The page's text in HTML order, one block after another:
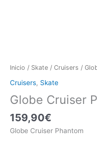
Inicio / Skate / Cruisers /
Cruisers, Skate
Globe Cruiser
159,90€
Globe Cruiser Phantom